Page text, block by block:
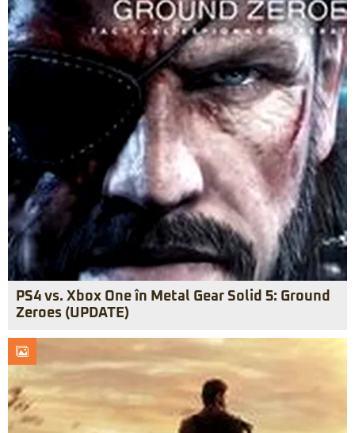
PS4 vs. Xbox One în Metal Gear Solid 5: Ground
Zeroes (UPDATE)